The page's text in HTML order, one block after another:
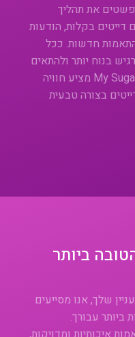
את תהליך
דייטים בקלות, הודעות
חדשות. ככל
בנוח יותר ולהתאים
את ציפיותיך. בסופו של דבר, My Sugar מציע חוויה
בצורה טבעית
ביותר
שלך, אנו מסייעים
ביותר עבורך.